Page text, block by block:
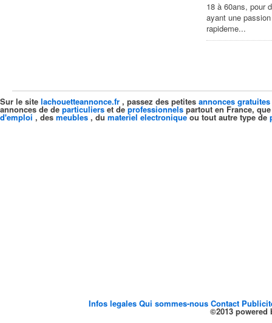
18 à 60ans, pour
ayant une
rapideme...
Sur le site lachouetteannonce.fr , passez des petites annonces gratuites
annonces de de particuliers et deprofessionnels partout en France,
d'emploi , des meubles , du materiel electroniqueou tout autre type de
Infos legalesQui sommes-nousContact
©2013 powered